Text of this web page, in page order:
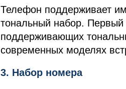
Телефон поддерживает
тональный набор.
поддерживающих
современных моделях
3. Набор номера